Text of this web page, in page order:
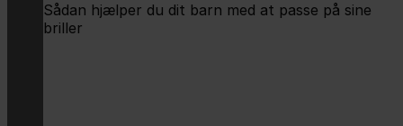
Sådan hjælper du dit barn med at passe på sine
briller